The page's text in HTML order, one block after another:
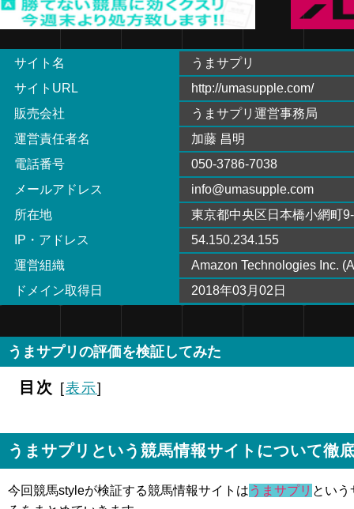
サイト名
うまサプリ
サイトURL
http://umasupple.com/
販売会社
うまサプリ運営事務局
運営責任者名
加藤 昌明
電話番号
050-3786-7038
メールアドレス
info@umasupple.com
所在地
東京都中央区日本橋小網町
IP・アドレス
54.150.234.155
運営組織
Amazon Technologies Inc.
ドメイン取得日
2018年03月02日
うまサプリの評価を検証してみた
目次 [表示]
うまサプリという競馬情報サイトについて徹
今回競馬styleが検証する競馬情報サイトは うまサプリ とい